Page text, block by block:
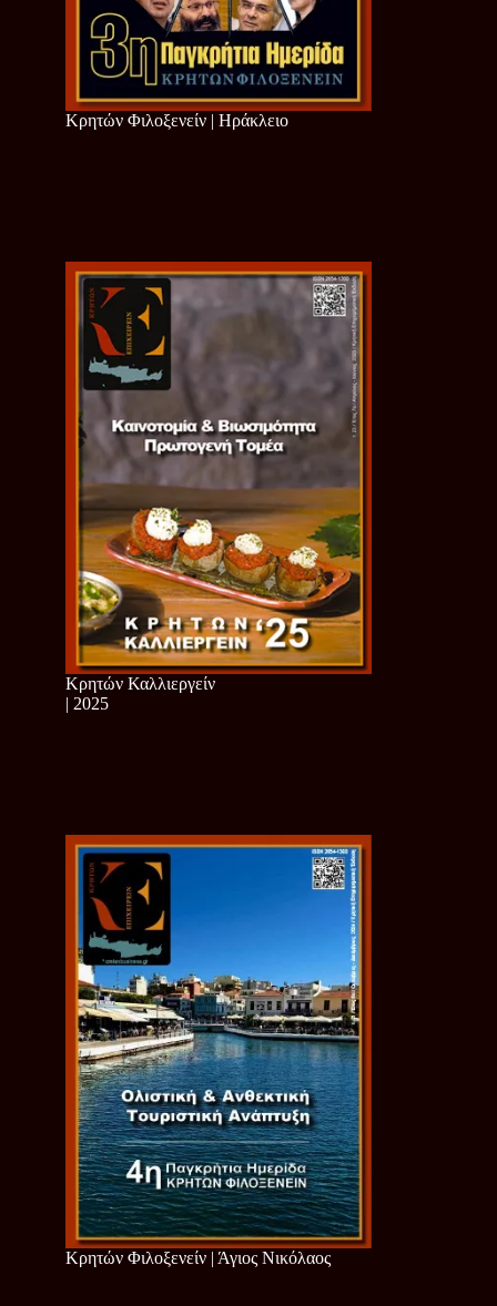
Κρητών Φιλοξενείν | Ηράκλειο
Κρητών Καλλιεργείν
| 2025
Κρητών Φιλοξενείν | Άγιος Νικόλαος